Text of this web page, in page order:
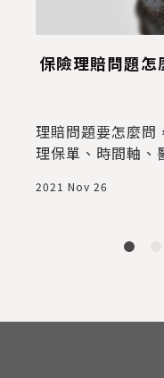
保險理賠問題怎
理賠問題要怎麼問
理保單、時間軸、
2021 Nov 26